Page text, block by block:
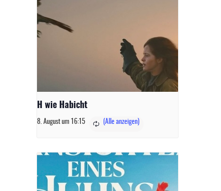
H wie Habicht
8. August um 16:15